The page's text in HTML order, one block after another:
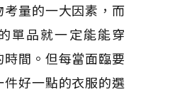
量的一大因素，而
單品就一定能能穿
間。但每當面臨要
好一點的衣服的選